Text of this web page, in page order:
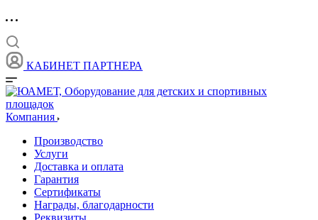
КАБИНЕТ ПАРТНЕРА
Компания
Производство
Услуги
Доставка и оплата
Гарантия
Сертификаты
Награды, благодарности
Реквизиты